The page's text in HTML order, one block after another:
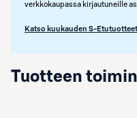
verkkokaupassa kirjautuneille
Katso kuukauden S-Etutuotteet
Tuotteen